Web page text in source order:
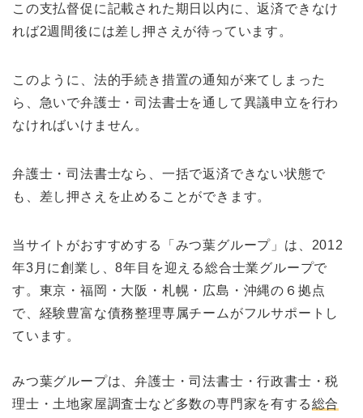
この支払督促に記載された期日以内に、返済できなけ
れば2週間後には差し押さえが待っています。
このように、法的手続き措置の通知が来てしまった
ら、急いで弁護士・司法書士を通して異議申立を行わ
なければいけません。
弁護士・司法書士なら、一括で返済できない状態で
も、差し押さえを止めることができます。
当サイトがおすすめする「みつ葉グループ」は、2012
年3月に創業し、8年目を迎える総合士業グループで
す。東京・福岡・大阪・札幌・広島・沖縄の６拠点
で、経験豊富な債務整理専属チームがフルサポートし
ています。
みつ葉グループは、弁護士・司法書士・行政書士・税
理士・土地家屋調査士など多数の専門家を有する総合